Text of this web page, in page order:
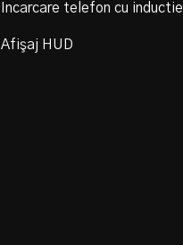
Incarcare telefon cu inductie
Afişaj HUD